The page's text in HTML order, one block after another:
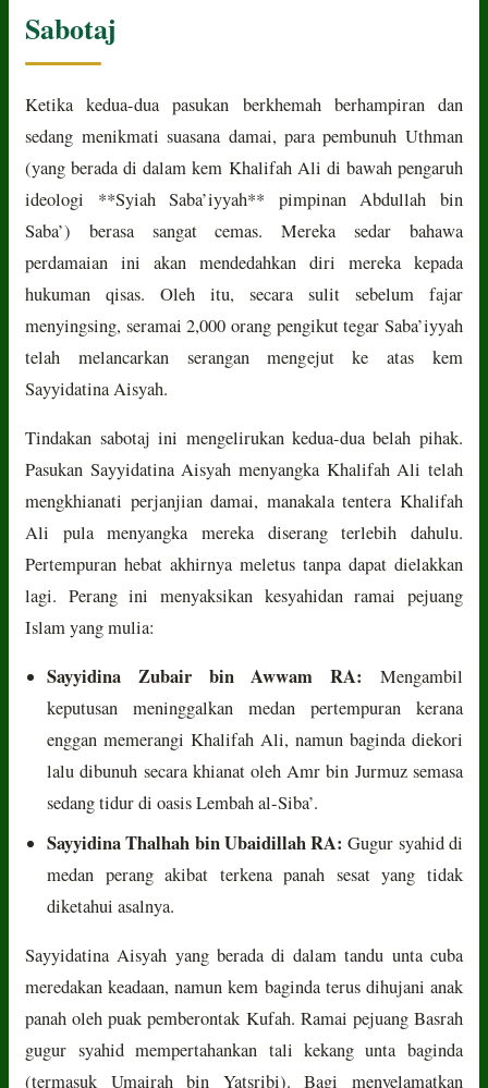
Sabotaj
Ketika kedua-dua pasukan berkhemah berhampiran dan
sedang menikmati suasana damai, para pembunuh Uthman
(yang berada di dalam kem Khalifah Ali di bawah pengaruh
ideologi **Syiah Saba’iyyah** pimpinan Abdullah bin
Saba’) berasa sangat cemas. Mereka sedar bahawa
perdamaian ini akan mendedahkan diri mereka kepada
hukuman qisas. Oleh itu, secara sulit sebelum fajar
menyingsing, seramai 2,000 orang pengikut tegar Saba’iyyah
telah melancarkan serangan mengejut ke atas kem
Sayyidatina Aisyah.
Tindakan sabotaj ini mengelirukan kedua-dua belah pihak.
Pasukan Sayyidatina Aisyah menyangka Khalifah Ali telah
mengkhianati perjanjian damai, manakala tentera Khalifah
Ali pula menyangka mereka diserang terlebih dahulu.
Pertempuran hebat akhirnya meletus tanpa dapat dielakkan
lagi. Perang ini menyaksikan kesyahidan ramai pejuang
Islam yang mulia:
Sayyidina Zubair bin Awwam RA: Mengambil
keputusan meninggalkan medan pertempuran kerana
enggan memerangi Khalifah Ali, namun baginda diekori
lalu dibunuh secara khianat oleh Amr bin Jurmuz semasa
sedang tidur di oasis Lembah al-Siba’.
Sayyidina Thalhah bin Ubaidillah RA: Gugur syahid di
medan perang akibat terkena panah sesat yang tidak
diketahui asalnya.
Sayyidatina Aisyah yang berada di dalam tandu unta cuba
meredakan keadaan, namun kem baginda terus dihujani anak
panah oleh puak pemberontak Kufah. Ramai pejuang Basrah
gugur syahid mempertahankan tali kekang unta baginda
(termasuk Umairah bin Yatsribi). Bagi menyelamatkan